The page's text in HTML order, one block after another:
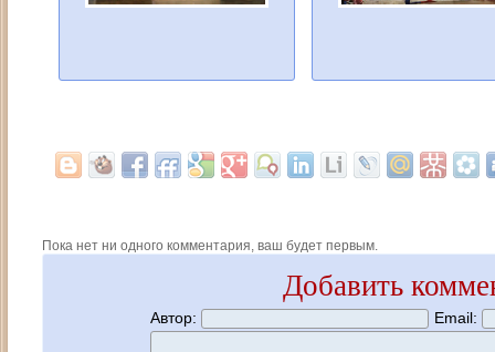
Пока нет ни одного комментария, ваш будет первым.
Добавить
Автор: Email: